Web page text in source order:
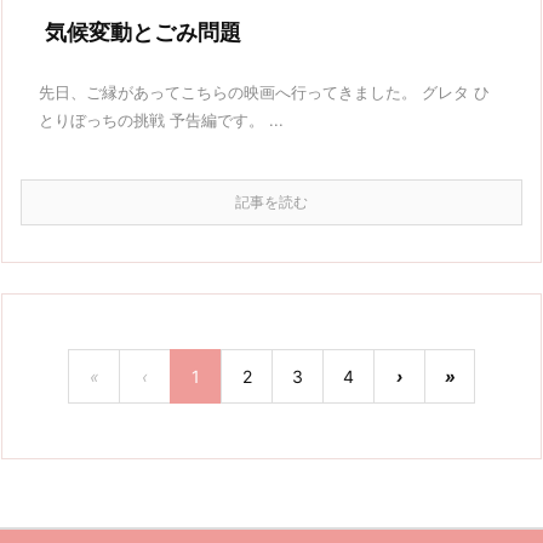
気候変動とごみ問題
先日、ご縁があってこちらの映画へ行ってきました。 グレタ ひ
とりぼっちの挑戦 予告編です。 ...
記事を読む
« ‹ 1 2 3 4 › »